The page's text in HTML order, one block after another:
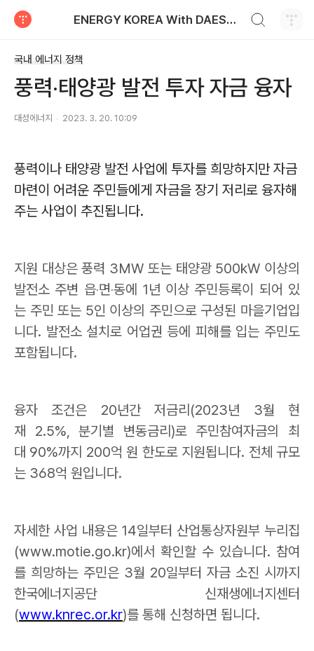
ENERGY KOREA With DAESUNG ENERGY
국내 에너지 정책
풍력‧태양광 발전 투자 자금 융자
대성에너지 2023. 3. 20. 10:09
풍력이나 태양광 발전 사업에 투자를 희망하지만 자금
마련이 어려운 주민들에게 자금을 장기 저리로 융자해
주는 사업이 추진됩니다.
지원 대상은 풍력 3MW 또는 태양광 500kW 이상의
발전소 주변 읍‧면‧동에 1년 이상 주민등록이 되어 있
는 주민 또는 5인 이상의 주민으로 구성된 마을기업입
니다. 발전소 설치로 어업권 등에 피해를 입는 주민도
포함됩니다.
융자 조건은 20년간 저금리 (2023년 3월 현
재
2.5%, 분기별 변동금리)로 주민참여자금의 최
대 90%까지 200억 원 한도로 지원됩니다. 전체 규모
는 368억 원입니다.
자세한 사업 내용은 14일부터 산업통상자원부 누리집
(www.motie.go.kr)에서 확인할 수 있습니다. 참여
를 희망하는 주민은 3월 20일부터 자금 소진 시까지
한국에너지공단 신재생에너지센터
(www.knrec.or.kr)를 통해 신청하면 됩니다.